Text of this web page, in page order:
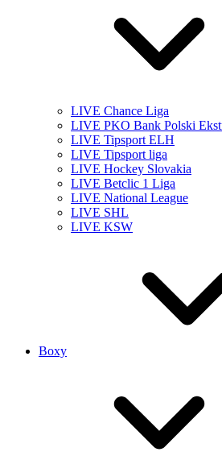
LIVE Chance Liga
LIVE PKO Bank Polski
LIVE Tipsport ELH
LIVE Tipsport liga
LIVE Hockey Slovakia
LIVE Betclic 1 Liga
LIVE National League
LIVE SHL
LIVE KSW
Boxy